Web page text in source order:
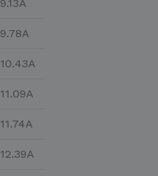
9.13A
9.78A
10.43A
11.09A
11.74A
12.39A